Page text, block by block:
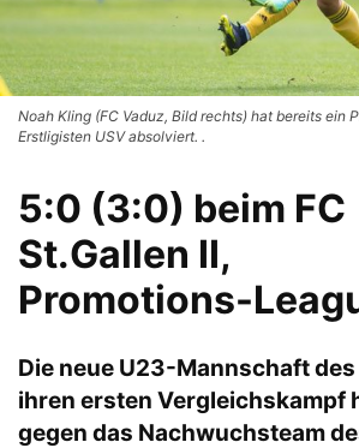
Noah Kling (FC Vaduz, Bild rechts) hat bereits ein
Erstligisten USV absolviert. .
5:0 (3:0) beim FC
St.Gallen II,
Promotions-
Die neue U23-Mannschaft des
ihren ersten Vergleichskampf
gegen das Nachwuchsteam